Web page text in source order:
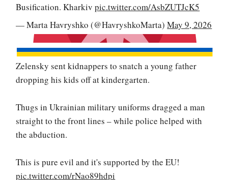
Busification. Kharkivpic.twitter.com/AsbZUTJcK5
— Marta Havryshko (@HavryshkoMarta)May 9, 2026
Zelensky sent kidnappers to snatch a young father
dropping his kids off at kindergarten.
Thugs in Ukrainian military uniforms dragged a man
straight to the front lines – while police helped with
the abduction.
This is pure evil and it's supported by the EU!
pic.twitter.com/rNao89hdpi